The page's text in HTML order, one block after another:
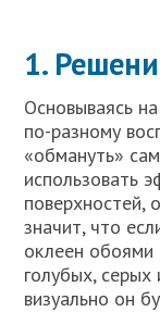
1.
Основываясь
по-разному
«обмануть»
использовать
поверхностей,
значит, что
оклеен обоями
голубых,
визуально он